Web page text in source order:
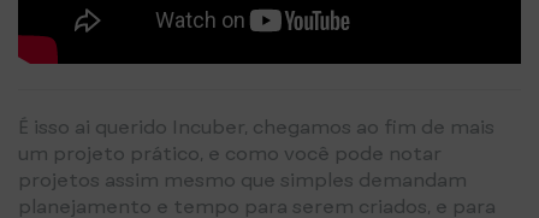
É isso ai querido Incuber, chegamos ao fim de mais
um projeto prático, e como você pode notar
projetos assim mesmo que simples demandam
planejamento e tempo para serem criados, e para